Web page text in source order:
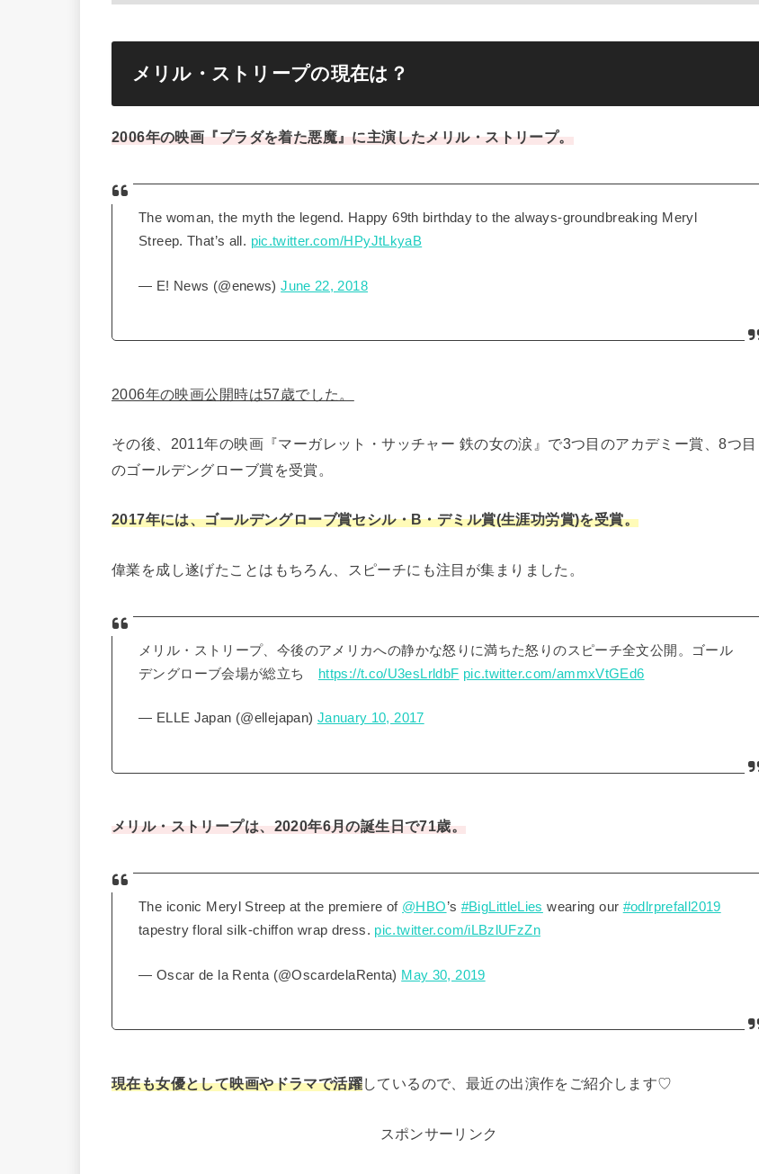
メリル・ストリープの現在は？
2006年の映画『プラダを着た悪魔』に主演したメリル・ストリープ。
The woman, the myth the legend. Happy 69th birthday to the always-groundbreaking Meryl
Streep. That’s all. pic.twitter.com/HPyJtLkyaB
— E! News (@enews)June 22, 2018
2006年の映画公開時は57歳でした。
その後、2011年の映画『マーガレット・サッチャー 鉄の女の涙』で3つ目のアカデミー賞、8つ目
のゴールデングローブ賞を受賞。
2017年には、ゴールデングローブ賞セシル・B・デミル賞(生涯功労賞)を受賞。
偉業を成し遂げたことはもちろん、スピーチにも注目が集まりました。
メリル・ストリープ、今後のアメリカへの静かな怒りに満ちた怒りのスピーチ全文公開。ゴール
デングローブ会場が総立ち https://t.co/U3esLrldbF pic.twitter.com/ammxVtGEd6
— ELLE Japan (@ellejapan) January 10, 2017
メリル・ストリープは、2020年6月の誕生日で71歳。
The iconic Meryl Streep at the premiere of @HBO’s #BigLittleLies wearing our #odlrprefall2019
tapestry floral silk-chiffon wrap dress. pic.twitter.com/iLBzlUFzZn
— Oscar de la Renta (@OscardelaRenta) May 30, 2019
現在も女優として映画やドラマで活躍しているので、最近の出演作をご紹介します♡
スポンサーリンク